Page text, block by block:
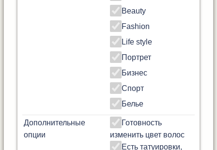
Beauty
Fashion
Life style
Портрет
Бизнес
Спорт
Белье
Дополнительные
опции
Готовность
изменить цвет волос
Есть татуировки,